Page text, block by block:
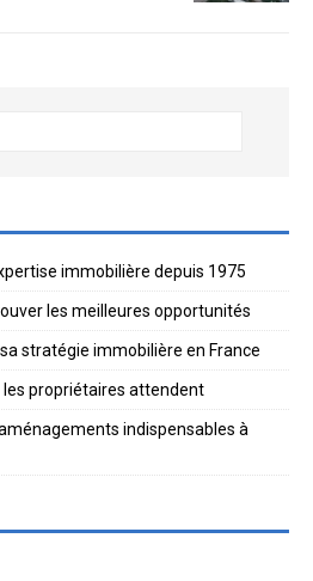
immobilière depuis 1975
les meilleures opportunités
sa stratégie immobilière en France
les propriétaires attendent
indispensables à